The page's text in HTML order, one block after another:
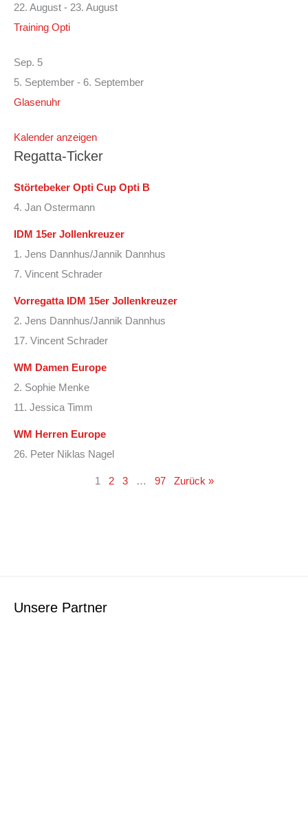
22. August - 23. August
Training Opti
Sep. 5
5. September - 6. September
Glasenuhr
Kalender anzeigen
Regatta-Ticker
Störtebeker Opti Cup Opti B
4. Jan Ostermann
IDM 15er Jollenkreuzer
1. Jens Dannhus/Jannik Dannhus
7. Vincent Schrader
Vorregatta IDM 15er Jollenkreuzer
2. Jens Dannhus/Jannik Dannhus
17. Vincent Schrader
WM Damen Europe
2. Sophie Menke
11. Jessica Timm
WM Herren Europe
26. Peter Niklas Nagel
1 2 3 … 97 Zurück »
Unsere Partner